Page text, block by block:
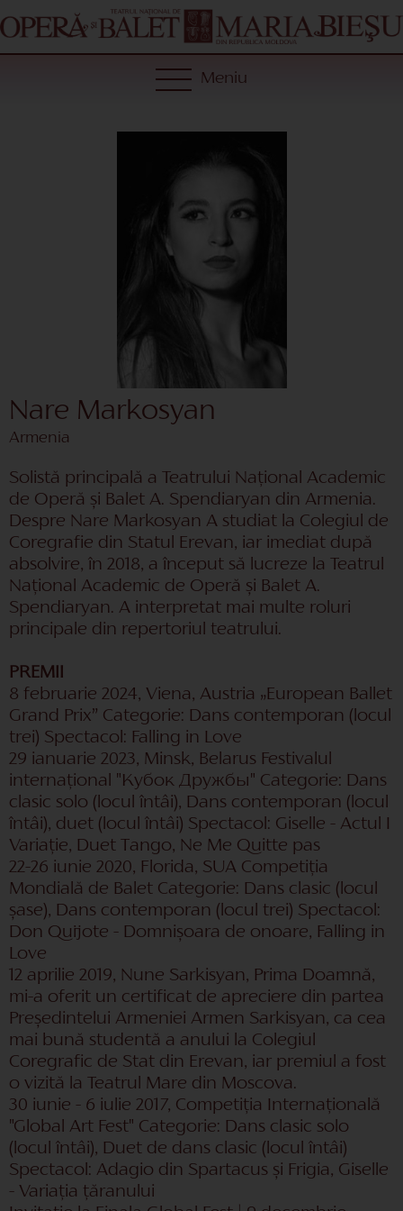
Meniu
Nare Markosyan
Armenia
Solistă principală a Teatrului Național Academic
de Operă și Balet A. Spendiaryan din Armenia.
Despre Nare Markosyan A studiat la Colegiul de
Coregrafie din Statul Erevan, iar imediat după
absolvire, în 2018, a început să lucreze la Teatrul
Național Academic de Operă și Balet A.
Spendiaryan. A interpretat mai multe roluri
principale din repertoriul teatrului.
PREMII
8 februarie 2024, Viena, Austria „European Ballet
Grand Prix” Categorie: Dans contemporan (locul
trei) Spectacol: Falling in Love
29 ianuarie 2023, Minsk, Belarus Festivalul
internațional "Кубок Дружбы" Categorie: Dans
clasic solo (locul întâi), Dans contemporan (locul
întâi), duet (locul întâi) Spectacol: Giselle - Actul I
Variație, Duet Tango, Ne Me Quitte pas
22-26 iunie 2020, Florida, SUA Competiția
Mondială de Balet Categorie: Dans clasic (locul
șase), Dans contemporan (locul trei) Spectacol:
Don Quijote - Domnișoara de onoare, Falling in
Love
12 aprilie 2019, Nune Sarkisyan, Prima Doamnă,
mi-a oferit un certificat de apreciere din partea
Președintelui Armeniei Armen Sarkisyan, ca cea
mai bună studentă a anului la Colegiul
Coregrafic de Stat din Erevan, iar premiul a fost
o vizită la Teatrul Mare din Moscova.
30 iunie - 6 iulie 2017, Competiția Internațională
"Global Art Fest" Categorie: Dans clasic solo
(locul întâi), Duet de dans clasic (locul întâi)
Spectacol: Adagio din Spartacus și Frigia, Giselle
- Variația țăranului